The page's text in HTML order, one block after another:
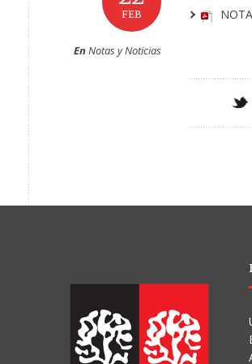
FEB
EnNotas y Noticias